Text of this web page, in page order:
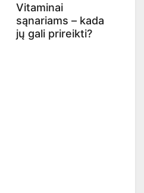
Vitaminai
sąnariams – kada
jų gali prireikti?